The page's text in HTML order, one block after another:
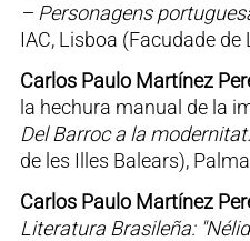
– Personagens
IAC, Lisboa (Facudade
Carlos Paulo Martínez
la hechura manual de la
Del Barroc a la
de les Illes Balears),
Carlos Paulo Martínez
Literatura Brasileña: